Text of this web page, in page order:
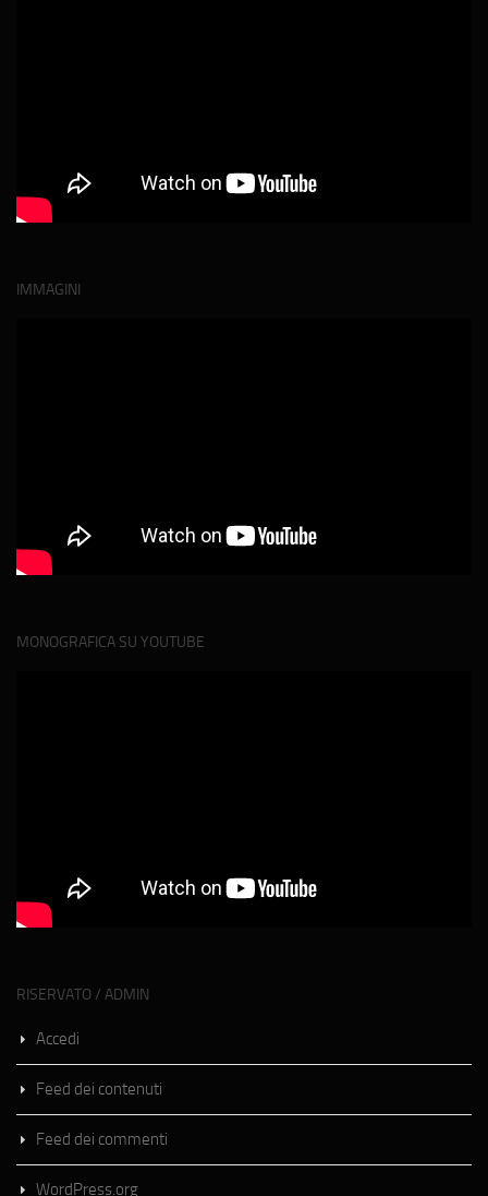
IMMAGINI
MONOGRAFICA SU YOUTUBE
RISERVATO / ADMIN
Accedi
Feed dei contenuti
Feed dei commenti
WordPress.org